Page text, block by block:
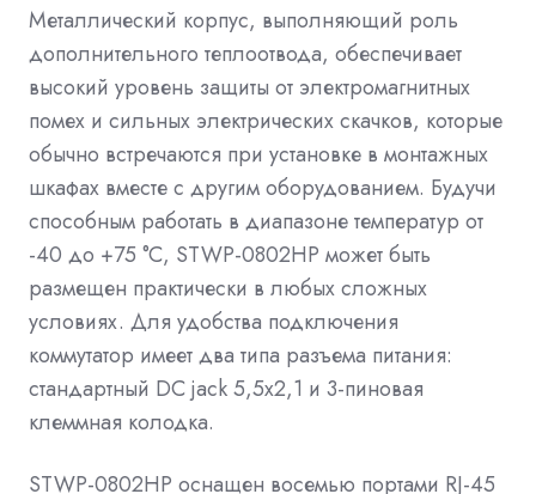
Металлический корпус, выполняющий роль
дополнительного теплоотвода, обеспечивает
высокий уровень защиты от электромагнитных
помех и сильных электрических скачков, которые
обычно встречаются при установке в монтажных
шкафах вместе с другим оборудованием. Будучи
способным работать в диапазоне температур от
-40 до +75 °С, STWP-0802HP может быть
размещен практически в любых сложных
условиях. Для удобства подключения
коммутатор имеет два типа разъема питания:
стандартный DC jack 5,5х2,1 и 3-пиновая
клеммная колодка.
STWP-0802HP оснащен восемью портами RJ-45